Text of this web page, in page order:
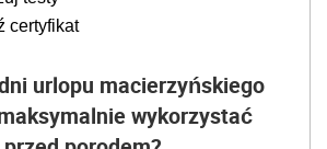
certyfikat
urlopu macierzyńskiego
wykorzystać